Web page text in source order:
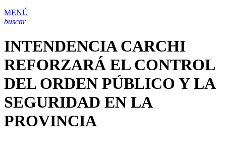
MENÚ
buscar
INTENDENCIA CARCHI
REFORZARÁ EL CONTROL
DEL ORDEN PÚBLICO Y LA
SEGURIDAD EN LA
PROVINCIA